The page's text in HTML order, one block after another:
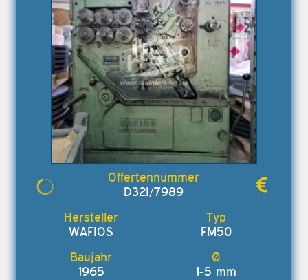
D32I/7989
WAFIOS FM50
1965 1-5 mm